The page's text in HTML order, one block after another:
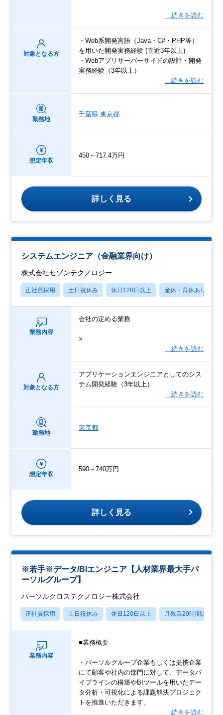
…続きを読む
対象となる方
・Web系開発言語（Java・C#・PHP等）
を用いた開発実務経験 (直近3年以上)
・Webアプリサーバーサイドの設計・開発
実務経験（3年以上）
…続きを読む
勤務地
千葉県 東京都
想定年収
450～717.4万円
詳しく見る
システムエンジニア（金融業界向け）
株式会社セゾンテクノロジー
正社員採用 土日祝休み 休日120日以上 産休・育休あり
業務内容
会社の定める業務
>
…続きを読む
対象となる方
アプリケーションエンジニアとしてのシス
テム開発経験（3年以上）
…続きを読む
勤務地
東京都
想定年収
590～740万円
詳しく見る
※若手※データ/BIエンジニア【人材業界最大手パ
ーソルグループ】
パーソルクロステクノロジー株式会社
正社員採用 土日祝休み 休日120日以上 月残業20時間以内
業務内容
■業務概要
・パーソルグループ企業もしくは提携企業
にて顧客や社内の部門に対して、データパ
イプラインの構築やBIツールを用いたデー
タ分析・可視化による課題解決プロジェク
トを推進いただきます。
…続きを読む